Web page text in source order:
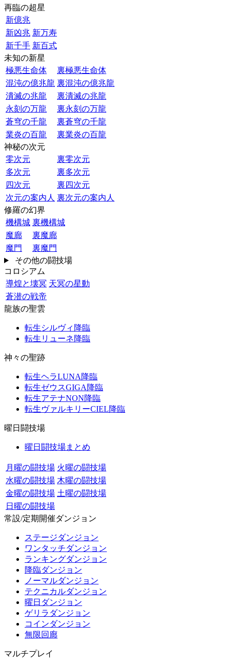
再臨の超星
新億兆
新凶兆 新万寿
新千手 新百式
未知の新星
極悪生命体
裏極悪生命体
混沌の億兆龍 裏混沌の億兆龍
潰滅の兆龍
裏潰滅の兆龍
永刻の万龍
裏永刻の万龍
蒼穹の千龍
裏蒼穹の千龍
業炎の百龍
裏業炎の百龍
神秘の次元
零次元
裏零次元
多次元
裏多次元
四次元
裏四次元
次元の案内人 裏次元の案内人
修羅の幻界
機構城 裏機構城
魔廊
裏魔廊
魔門
裏魔門
その他の闘技場
コロシアム
導煌と壊冥 天冥の星動
蒼潜の戦帝
龍族の聖雲
転生シルヴィ降臨
転生リューネ降臨
神々の聖跡
転生ヘラLUNA降臨
転生ゼウスGIGA降臨
転生アテナNON降臨
転生ヴァルキリーCIEL降臨
曜日闘技場
曜日闘技場まとめ
月曜の闘技場 火曜の闘技場
水曜の闘技場 木曜の闘技場
金曜の闘技場 土曜の闘技場
日曜の闘技場
常設/定期開催ダンジョン
ステージダンジョン
ワンタッチダンジョン
ランキングダンジョン
降臨ダンジョン
ノーマルダンジョン
テクニカルダンジョン
曜日ダンジョン
ゲリラダンジョン
コインダンジョン
無限回廊
マルチプレイ